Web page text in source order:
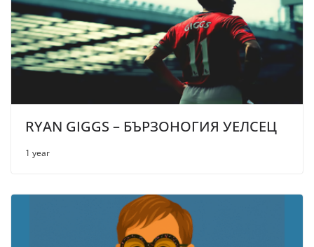
RYAN GIGGS – БЪРЗОНОГИЯ УЕЛСЕЦ
1 year